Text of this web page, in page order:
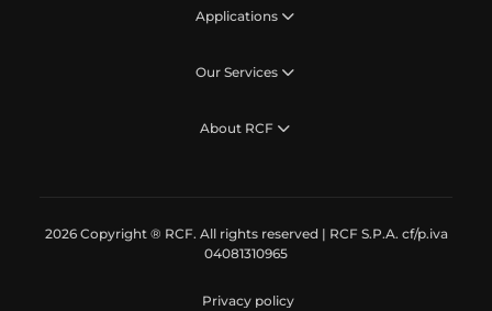
Applications
Our Services
About RCF
2026 Copyright ® RCF. All rights reserved | RCF S.P.A. cf/p.iva
04081310965
Privacy policy